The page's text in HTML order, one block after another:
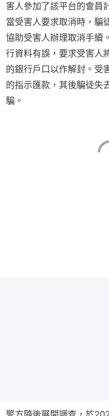
害人參加了該平台的會員
當受害人要求取消時，騙
協助受害人辦理取消手續
行資料有誤，要求受害人
的銀行戶口以作解封。受
的指示匯款，其後騙徒失
騙。